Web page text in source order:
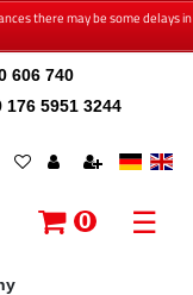
there may be some delays in
606 740
176 5951 3244
0 ☰